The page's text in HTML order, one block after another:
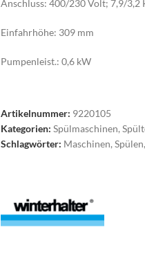
Anschluss: 400/230 Volt; 7,9/3,2
Einfahrhöhe: 309 mm
Pumpenleist.: 0,6 kW
Boilerheizung: 5,3/2,6 KW
Tankinhalt: 15,3 Ltr.
Inkl.
Klarspülerdosiergerät Fluidos
Artikelnummer: 9220105
Kategorien: Spülmaschinen,
Schlagwörter: Maschinen, Spülen,